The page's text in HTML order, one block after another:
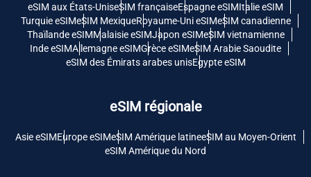
eSIM aux États-UniseSIM françaiseEspagne eSIMItalie eSIM
Turquie eSIMeSIM MexiqueRoyaume-Uni eSIMeSIM canadienne
Thaïlande eSIMMalaisie eSIMJapon eSIMeSIM vietnamienne
Inde eSIMAllemagne eSIMGrèce eSIMeSIM Arabie Saoudite
eSIM des Émirats arabes unisEgypte eSIM
eSIM régionale
Asie eSIMEurope eSIMeSIM Amérique latineeSIM au Moyen-Orient
eSIM Amérique du Nord